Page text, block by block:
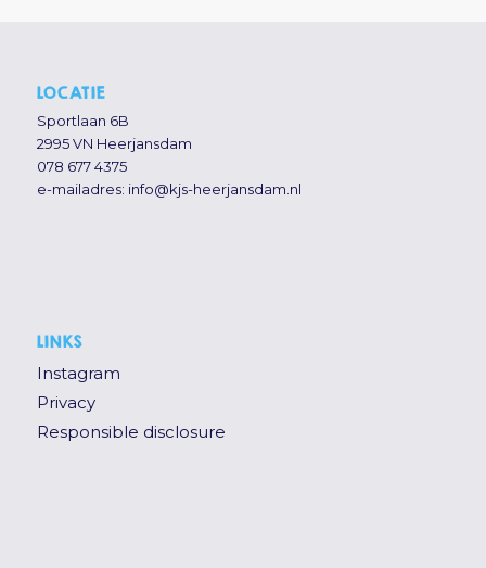
LOCATIE
Sportlaan 6B
2995 VN Heerjansdam
078 677 4375
e-mailadres: info@kjs-heerjansdam.nl
LINKS
Instagram
Privacy
Responsible disclosure